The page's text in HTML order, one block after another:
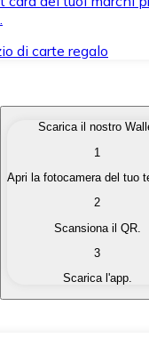
di carte regalo
criptovalute che ti
criptovalute in
criptovaluta con
cripto in un Wallet
Scarica il nostro
1
Apri la fotocamera del tuo
2
Scansiona il QR.
3
Scarica l'app.